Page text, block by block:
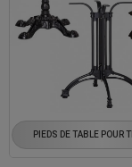
PIEDS DE TABLE POUR